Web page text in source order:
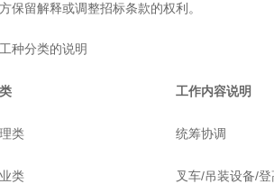
保留解释或调整招标条款的权利。
种分类的说明
工作内容说明
类 统筹协调
类 叉车/吊装设备/